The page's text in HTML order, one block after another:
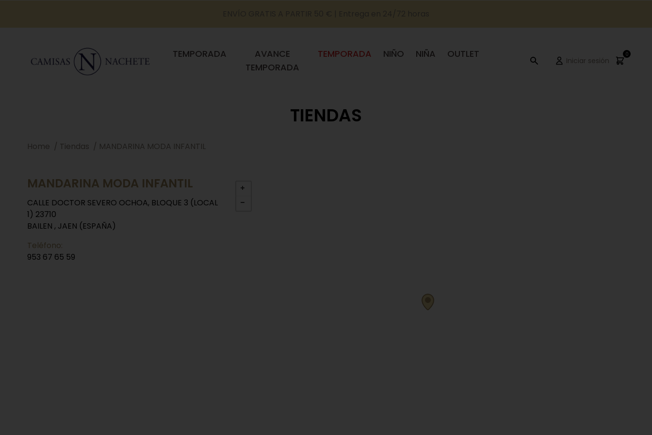
TEMPORADA
AVANCE
TEMPORADA
TEMPORADA NIÑO NIÑA OUTLET
Iniciar sesión
0
TIENDAS
Home Tiendas MANDARINA MODA INFANTIL
MANDARINA MODA INFANTIL
CALLE DOCTOR SEVERO OCHOA, BLOQUE 3 (LOCAL
1) 23710
BAILEN , JAEN (ESPAÑA)
Teléfono:
953 67 65 59